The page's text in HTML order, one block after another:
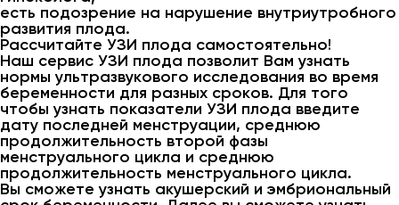
есть подозрение на нарушение внутриутробного
развития плода.
Рассчитайте УЗИ плода самостоятельно!
Наш сервис УЗИ плода позволит Вам узнать
нормы ультразвукового исследования во время
беременности для разных сроков. Для того
чтобы узнать показатели УЗИ плода введите
дату последней менструации, среднюю
продолжительность второй фазы
менструального цикла и среднюю
продолжительность менструального цикла.
Вы сможете узнать акушерский и эмбриональный